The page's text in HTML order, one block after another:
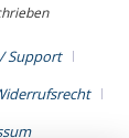
Support